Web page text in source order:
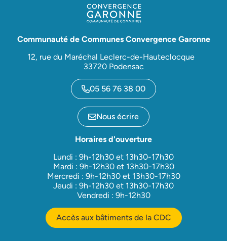
Communauté de Communes Convergence Garonne
12, rue du Maréchal Leclerc-de-Hauteclocque
33720 Podensac
05 56 76 38 00
Nous écrire
Horaires d'ouverture
Lundi : 9h-12h30 et 13h30-17h30
Mardi : 9h-12h30 et 13h30-17h30
Mercredi : 9h-12h30 et 13h30-17h30
Jeudi : 9h-12h30 et 13h30-17h30
Vendredi : 9h-12h30
Accès aux bâtiments de la CDC